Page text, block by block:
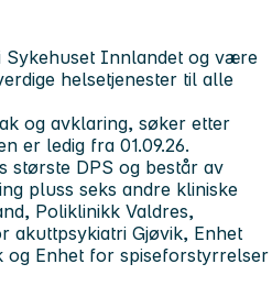
Sykehuset Innlandet og være
helsetjenester til alle
og avklaring, søker etter
er ledig fra 01.09.26.
største DPS og består av
pluss seks andre kliniske
Poliklinikk Valdres,
akuttpsykiatri Gjøvik, Enhet
og Enhet for spiseforstyrrelser